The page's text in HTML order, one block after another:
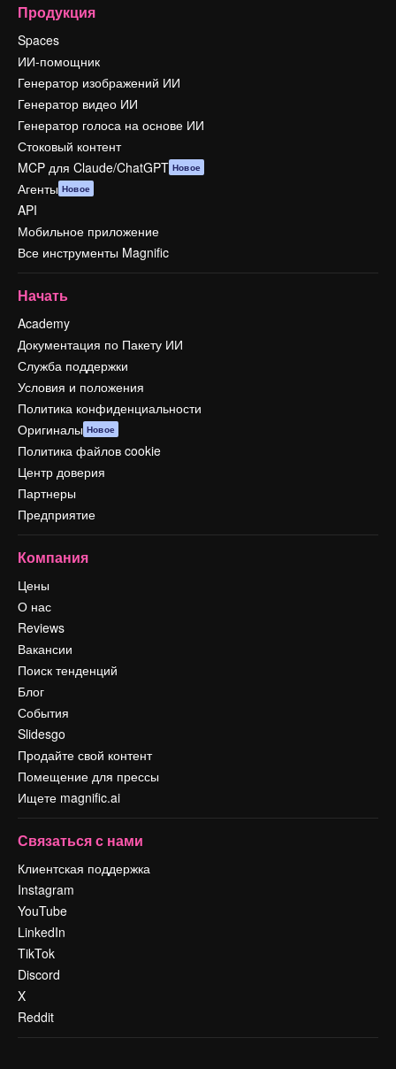
Продукция
Spaces
ИИ-помощник
Генератор изображений ИИ
Генератор видео ИИ
Генератор голоса на основе ИИ
Стоковый контент
MCP для Claude/ChatGPT Новое
Агенты Новое
API
Мобильное приложение
Все инструменты Magnific
Начать
Academy
Документация по Пакету ИИ
Служба поддержки
Условия и положения
Политика конфиденциальности
Оригиналы Новое
Политика файлов cookie
Центр доверия
Партнеры
Предприятие
Компания
Цены
О нас
Reviews
Вакансии
Поиск тенденций
Блог
События
Slidesgo
Продайте свой контент
Помещение для прессы
Ищете magnific.ai
Связаться с нами
Клиентская поддержка
Instagram
YouTube
LinkedIn
TikTok
Discord
X
Reddit